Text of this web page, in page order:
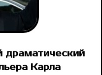
драматический
Карла